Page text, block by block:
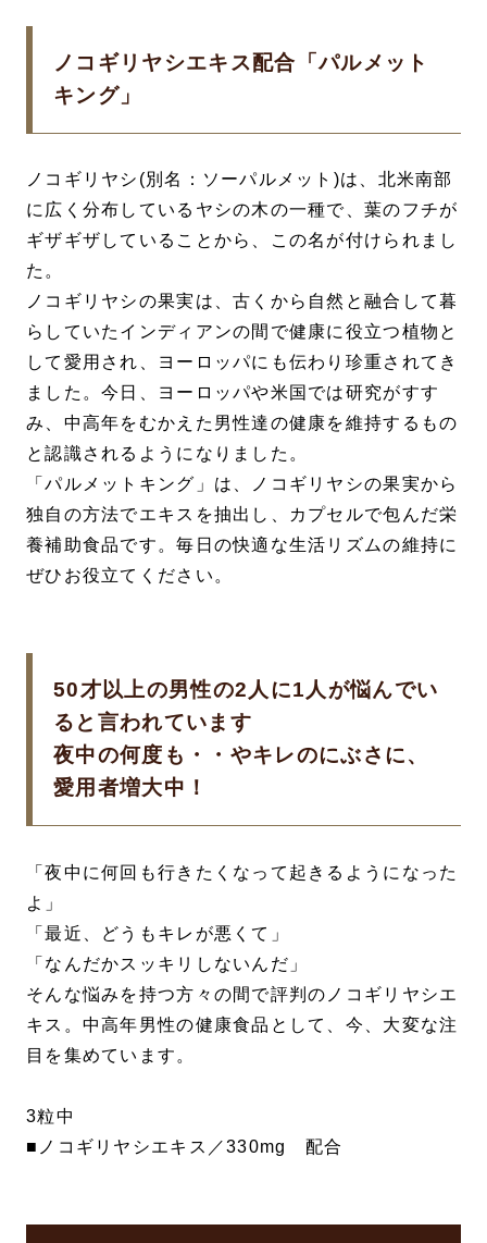
ノコギリヤシエキス配合「パルメット
キング」
ノコギリヤシ(別名：ソーパルメット)は、北米南部
に広く分布しているヤシの木の一種で、葉のフチが
ギザギザしていることから、この名が付けられまし
た。
ノコギリヤシの果実は、古くから自然と融合して暮
らしていたインディアンの間で健康に役立つ植物と
して愛用され、ヨーロッパにも伝わり珍重されてき
ました。今日、ヨーロッパや米国では研究がすす
み、中高年をむかえた男性達の健康を維持するもの
と認識されるようになりました。
「パルメットキング」は、ノコギリヤシの果実から
独自の方法でエキスを抽出し、カプセルで包んだ栄
養補助食品です。毎日の快適な生活リズムの維持に
ぜひお役立てください。
50才以上の男性の2人に1人が悩んでい
ると言われています
夜中の何度も・・やキレのにぶさに、
愛用者増大中！
「夜中に何回も行きたくなって起きるようになった
よ」
「最近、どうもキレが悪くて」
「なんだかスッキリしないんだ」
そんな悩みを持つ方々の間で評判のノコギリヤシエ
キス。中高年男性の健康食品として、今、大変な注
目を集めています。
3粒中
■ノコギリヤシエキス／330mg 配合